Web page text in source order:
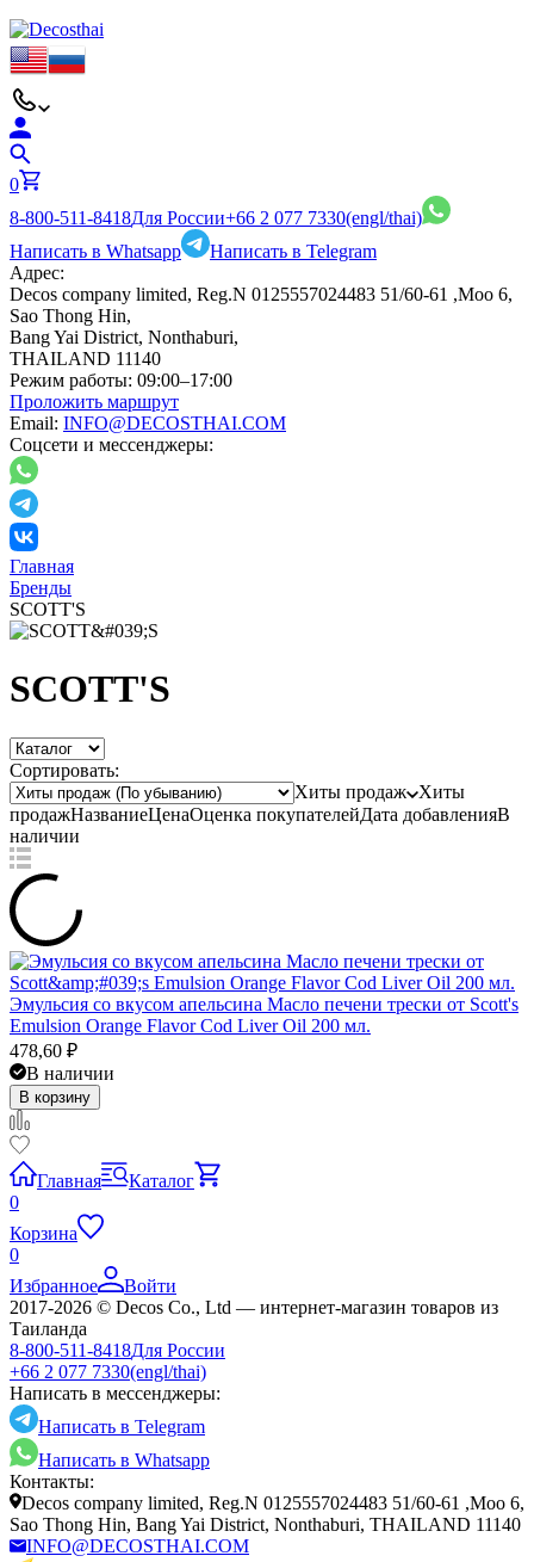
0
8-800-511-8418Для России+66 2 077 7330(engl/thai)
Написать в Whatsapp
Написать в Telegram
Адрес:
Decos company limited, Reg.N 0125557024483 51/60-61 ,Moo 6,
Sao Thong Hin,
Bang Yai District, Nonthaburi,
THAILAND 11140
Режим работы: 09:00–17:00
Проложить маршрут
Email: INFO@DECOSTHAI.COM
Соцсети и мессенджеры:
Главная
Бренды
SCOTT'S
SCOTT'S
Сортировать:
Хиты продаж
Хиты
продажНазваниеЦенаОценка покупателейДата добавленияВ
наличии
Эмульсия со вкусом апельсина Масло печени трески от Scott's
Emulsion Orange Flavor Cod Liver Oil 200 мл.
478,60 ₽
В наличии
В корзину
Главная
Каталог
0
Корзина
0
Избранное
Войти
2017-2026 © Decos Co., Ltd — интернет-магазин товаров из
Таиланда
8-800-511-8418Для России
+66 2 077 7330(engl/thai)
Написать в мессенджеры:
Написать в Telegram
Написать в Whatsapp
Контакты:
Decos company limited, Reg.N 0125557024483 51/60-61 ,Moo 6,
Sao Thong Hin, Bang Yai District, Nonthaburi, THAILAND 11140
INFO@DECOSTHAI.COM